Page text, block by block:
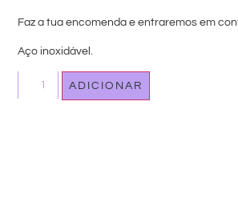
Faz a tua encomenda e entraremos em
Aço inoxidável.
ADICIONAR